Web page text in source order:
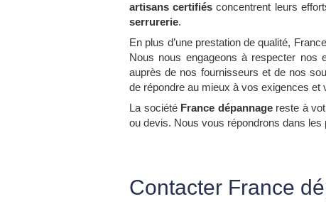
artisans certifiés concentrent leurs
serrurerie.
En plus d’une prestation de qualité,
Nous nous engageons à respecter nos
auprès de nos fournisseurs et de nos
de répondre au mieux à vos exigences et
La société France dépannage reste à
ou devis. Nous vous répondrons dans les
Contacter France